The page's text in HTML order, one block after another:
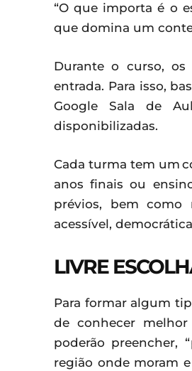
“O que importa é o
que domina um
Durante o curso, os
entrada. Para isso,
Google Sala de
disponibilizadas.
Cada turma tem um
anos finais ou
prévios, bem como
acessível,
LIVRE
Para formar algum
de conhecer
poderão preencher,
região onde moram